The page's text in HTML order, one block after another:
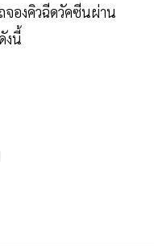
จองคิวฉีดวัคซีนผ่าน
งนี้